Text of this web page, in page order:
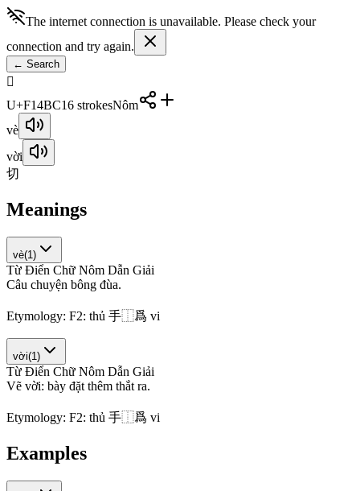
The internet connection is unavailable. Please check your
connection and try again.
← Search
󱒼
U+F14BC16 strokesNôm
vè
vời
切
Meanings
vè(1 )
Từ Điển Chữ Nôm Dẫn Giải
Câu chuyện bông đùa.
Etymology: F2: thủ 手⿰爲 vi
vời(1 )
Từ Điển Chữ Nôm Dẫn Giải
Vẽ vời: bày đặt thêm thắt ra.
Etymology: F2: thủ 手⿰爲 vi
Examples